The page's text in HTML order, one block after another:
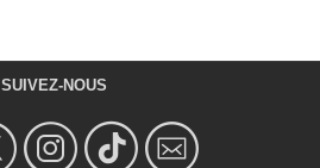
SUIVEZ-NOUS